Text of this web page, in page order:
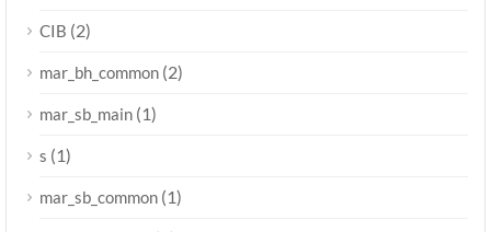
CIB (2)
mar_bh_common (2)
mar_sb_main (1)
s (1)
mar_sb_common (1)